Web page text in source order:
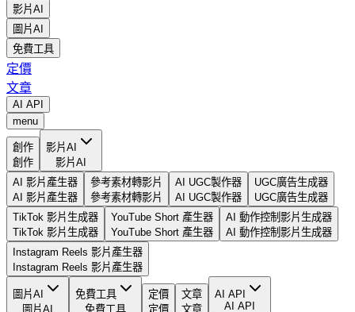
影片AI
圖片AI
免費工具
定價
文章
AI API
menu
創作
創作
影片AI
影片AI
AI 影片產生器
AI 影片產生器
參考素材轉影片
參考素材轉影片
AI UGC製作器
AI UGC製作器
UGC廣告生成器
UGC廣告生成器
TikTok 影片生成器
TikTok 影片生成器
YouTube Short 產生器
YouTube Short 產生器
AI 動作控制影片生成器
AI 動作控制影片生成器
Instagram Reels 影片產生器
Instagram Reels 影片產生器
圖片AI
圖片AI
免費工具
免費工具
定價
定價
文章
文章
AI API
AI API